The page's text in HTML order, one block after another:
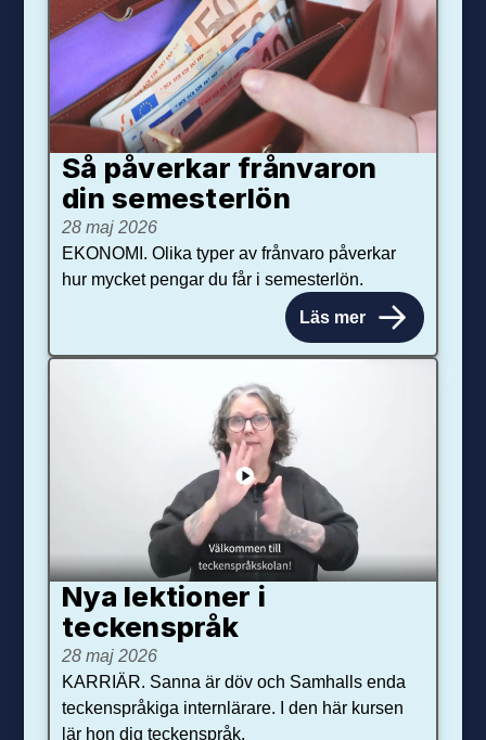
Så påverkar från­varon
din semester­lön
28 maj 2026
EKONOMI. Olika typer av frånvaro påverkar
hur mycket pengar du får i semesterlön.
Läs mer
Nya lektioner i
teckenspråk
28 maj 2026
KARRIÄR. Sanna är döv och Samhalls enda
teckenspråkiga internlärare. I den här kursen
lär hon dig teckenspråk.